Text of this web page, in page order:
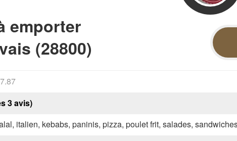
emporter
(28800)
3 avis)
italien, kebabs, paninis, pizza, poulet frit, salades,